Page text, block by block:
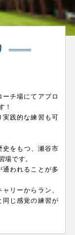
チ場にてアプロ
！
実践的な練習も可
史をもつ、瀬谷市
場です。
われることが多
リーからラン、
同じ感覚の練習が